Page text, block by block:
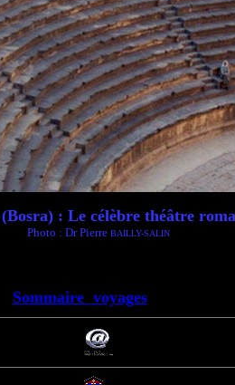
: Le célèbre théâtre
Photo : Dr Pierre BAILLY-SALIN
Sommaire voyages